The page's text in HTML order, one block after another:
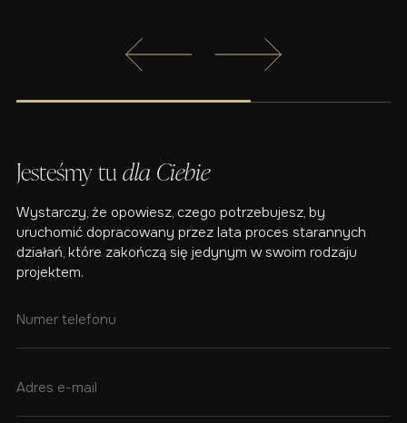
Jesteśmy tu dla Ciebie
Wystarczy, że opowiesz, czego potrzebujesz, by
uruchomić dopracowany przez lata proces starannych
działań, które zakończą się jedynym w swoim rodzaju
projektem.